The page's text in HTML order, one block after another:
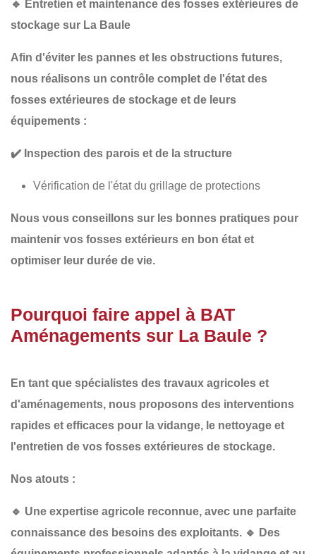
🔹 Entretien et maintenance des fosses extérieures de
stockage sur La Baule
Afin d'éviter les pannes et les obstructions futures,
nous réalisons un contrôle complet de l'état des
fosses extérieures de stockage et de leurs
équipements :
✔️ Inspection des parois et de la structure
Vérification de l'état du grillage de protections
Nous vous conseillons sur les bonnes pratiques pour
maintenir vos fosses extérieurs en bon état et
optimiser leur durée de vie.
Pourquoi faire appel à BAT
Aménagements sur La Baule ?
En tant que spécialistes des travaux agricoles et
d'aménagements, nous proposons des interventions
rapides et efficaces pour la vidange, le nettoyage et
l'entretien de vos fosses extérieures de stockage.
Nos atouts :
🔹 Une expertise agricole reconnue, avec une parfaite
connaissance des besoins des exploitants. 🔹 Des